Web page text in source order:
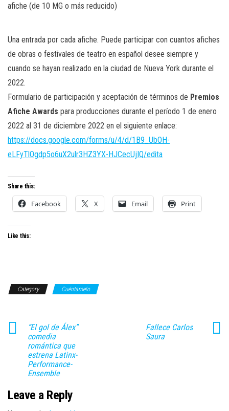
afiche (de 10 MG o más reducido)
Una entrada por cada afiche. Puede participar con cuantos afiches
de obras o festivales de teatro en español desee siempre y
cuando se hayan realizado en la ciudad de Nueva York durante el
2022.
Formulario de participación y aceptación de términos de Premios
Afiche Awards para producciones durante el período 1 de enero
2022 al 31 de diciembre 2022 en el siguiente enlace:
https://docs.google.com/forms/u/4/d/1B9_UbOH-
eLFyTlOgdp5o6uX2ulr3HZ3YX-HJCecUjIQ/edita
Share this:
Facebook X Email Print
Like this:
Category Cuéntamelo
“El gol de Álex”
comedia
romántica que
estrena Latinx-
Performance-
Ensemble
Fallece Carlos
Saura
Leave a Reply